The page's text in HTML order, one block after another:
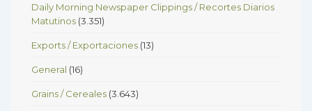
Daily Morning Newspaper Clippings / Recortes Diarios
Matutinos (3.351)
Exports / Exportaciones (13)
General (16)
Grains / Cereales (3.643)